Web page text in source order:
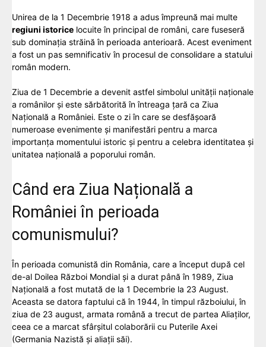
Unirea de la 1 Decembrie 1918 a adus împreună mai multe
regiuni istorice locuite în principal de români, care fuseseră
sub dominația străină în perioada anterioară. Acest eveniment
a fost un pas semnificativ în procesul de consolidare a statului
român modern.
Ziua de 1 Decembrie a devenit astfel simbolul unității naționale
a românilor și este sărbătorită în întreaga țară ca Ziua
Națională a României. Este o zi în care se desfășoară
numeroase evenimente și manifestări pentru a marca
importanța momentului istoric și pentru a celebra identitatea și
unitatea națională a poporului român.
Când era Ziua Națională a
României în perioada
comunismului?
În perioada comunistă din România, care a început după cel
de-al Doilea Război Mondial și a durat până în 1989, Ziua
Națională a fost mutată de la 1 Decembrie la 23 August.
Aceasta se datora faptului că în 1944, în timpul războiului, în
ziua de 23 august, armata română a trecut de partea Aliaților,
ceea ce a marcat sfârșitul colaborării cu Puterile Axei
(Germania Nazistă și aliații săi).